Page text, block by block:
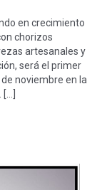
en crecimiento
chorizos
artesanales y
será el primer
noviembre en la